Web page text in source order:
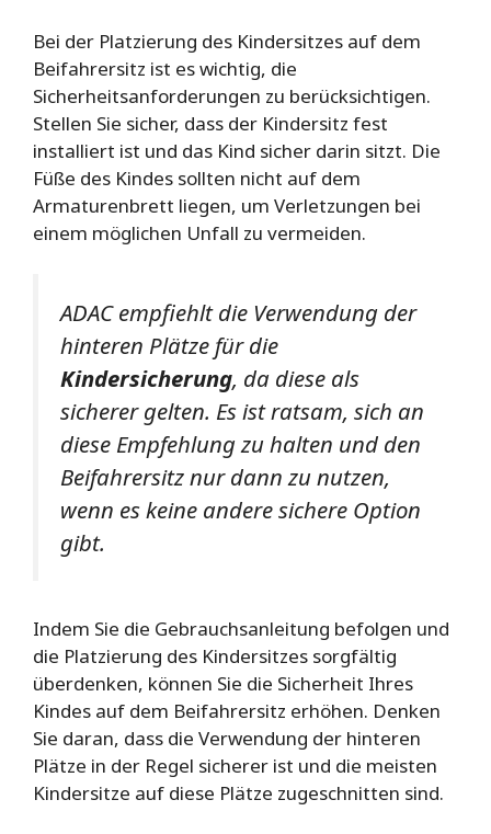
Bei der Platzierung des Kindersitzes auf dem
Beifahrersitz ist es wichtig, die
Sicherheitsanforderungen zu berücksichtigen.
Stellen Sie sicher, dass der Kindersitz fest
installiert ist und das Kind sicher darin sitzt. Die
Füße des Kindes sollten nicht auf dem
Armaturenbrett liegen, um Verletzungen bei
einem möglichen Unfall zu vermeiden.
ADAC empfiehlt die Verwendung der
hinteren Plätze für die
Kindersicherung, da diese als
sicherer gelten. Es ist ratsam, sich an
diese Empfehlung zu halten und den
Beifahrersitz nur dann zu nutzen,
wenn es keine andere sichere Option
gibt.
Indem Sie die Gebrauchsanleitung befolgen und
die Platzierung des Kindersitzes sorgfältig
überdenken, können Sie die Sicherheit Ihres
Kindes auf dem Beifahrersitz erhöhen. Denken
Sie daran, dass die Verwendung der hinteren
Plätze in der Regel sicherer ist und die meisten
Kindersitze auf diese Plätze zugeschnitten sind.